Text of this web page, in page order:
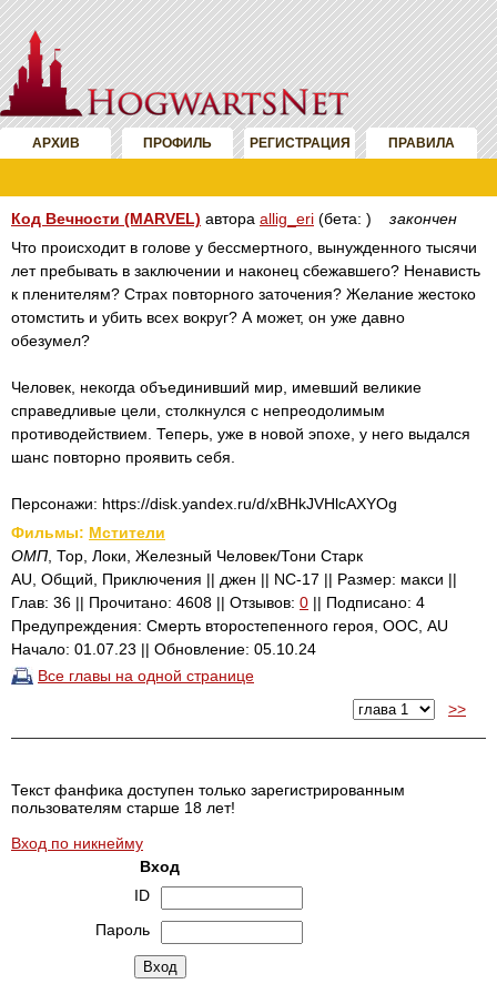
АРХИВ ПРОФИЛЬ РЕГИСТРАЦИЯ ПРАВИЛА
Код Вечности (MARVEL) автора allig_eri (бета: ) закончен
Что происходит в голове у бессмертного, вынужденного тысячи
лет пребывать в заключении и наконец сбежавшего? Ненависть
к пленителям? Страх повторного заточения? Желание жестоко
отомстить и убить всех вокруг? А может, он уже давно
обезумел?
Человек, некогда объединивший мир, имевший великие
справедливые цели, столкнулся с непреодолимым
противодействием. Теперь, уже в новой эпохе, у него выдался
шанс повторно проявить себя.
Персонажи: https://disk.yandex.ru/d/xBHkJVHlcAXYOg
Фильмы: Мстители
ОМП , Тор, Локи, Железный Человек/Тони Старк
AU, Общий, Приключения || джен || NC-17 || Размер: макси ||
Глав: 36 || Прочитано: 4608 || Отзывов: 0 || Подписано: 4
Предупреждения: Смерть второстепенного героя, ООС, AU
Начало: 01.07.23 || Обновление: 05.10.24
Все главы на одной странице
>>
Текст фанфика доступен только зарегистрированным
пользователям старше 18 лет!
Вход по никнейму
Вход
ID
Пароль